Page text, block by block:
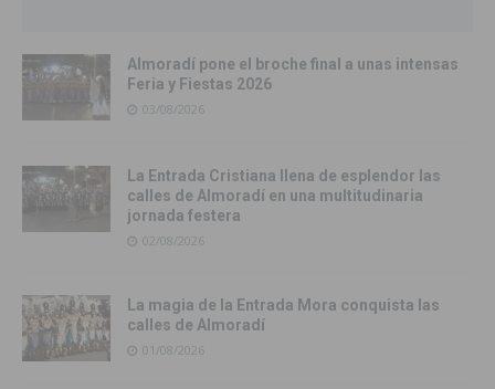
Almoradí pone el broche final a unas intensas
Feria y Fiestas 2026
03/08/2026
La Entrada Cristiana llena de esplendor las
calles de Almoradí en una multitudinaria
jornada festera
02/08/2026
La magia de la Entrada Mora conquista las
calles de Almoradí
01/08/2026